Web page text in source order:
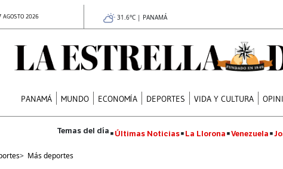
AGOSTO 2026 31.6°C | PANAMÁ
PANAMÁ MUNDO ECONOMÍA DEPORTES VIDA Y CULTURA
Últimas Noticias La Llorona Venezuela
> Más deportes